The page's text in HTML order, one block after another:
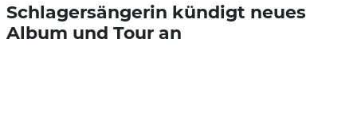
Schlagersängerin kündigt neues
Album und Tour an